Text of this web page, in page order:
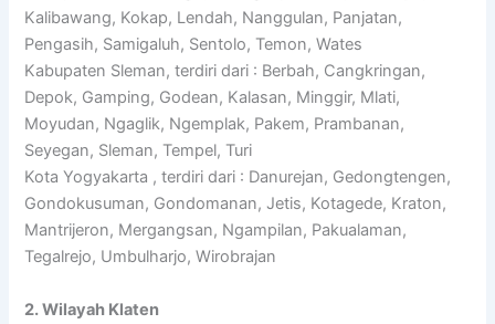
Kalibawang, Kokap, Lendah, Nanggulan, Panjatan,
Pengasih, Samigaluh, Sentolo, Temon, Wates
Kabupaten Sleman, terdiri dari : Berbah, Cangkringan,
Depok, Gamping, Godean, Kalasan, Minggir, Mlati,
Moyudan, Ngaglik, Ngemplak, Pakem, Prambanan,
Seyegan, Sleman, Tempel, Turi
Kota Yogyakarta , terdiri dari : Danurejan, Gedongtengen,
Gondokusuman, Gondomanan, Jetis, Kotagede, Kraton,
Mantrijeron, Mergangsan, Ngampilan, Pakualaman,
Tegalrejo, Umbulharjo, Wirobrajan
2. Wilayah Klaten